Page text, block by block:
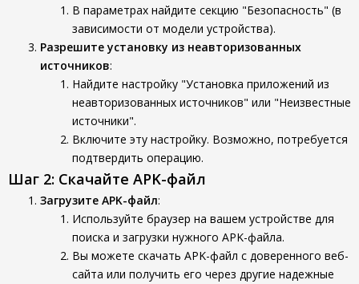
В параметрах найдите секцию "Безопасность" (в
зависимости от модели устройства).
Разрешите установку из неавторизованных
источников:
Найдите настройку "Установка приложений из
неавторизованных источников" или "Неизвестные
источники".
Включите эту настройку. Возможно, потребуется
подтвердить операцию.
Шаг 2: Скачайте APK-файл
Загрузите APK-файл:
Используйте браузер на вашем устройстве для
поиска и загрузки нужного APK-файла.
Вы можете скачать APK-файл с доверенного веб-
сайта или получить его через другие надежные